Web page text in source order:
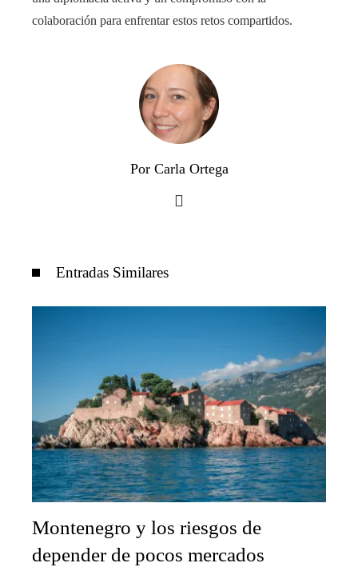
colaboración para enfrentar estos retos compartidos.
Por Carla Ortega
Entradas Similares
Montenegro y los riesgos de
depender de pocos mercados